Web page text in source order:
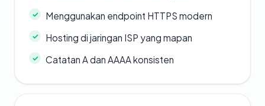
Menggunakan endpoint HTTPS modern
Hosting di jaringan ISP yang mapan
Catatan A dan AAAA konsisten